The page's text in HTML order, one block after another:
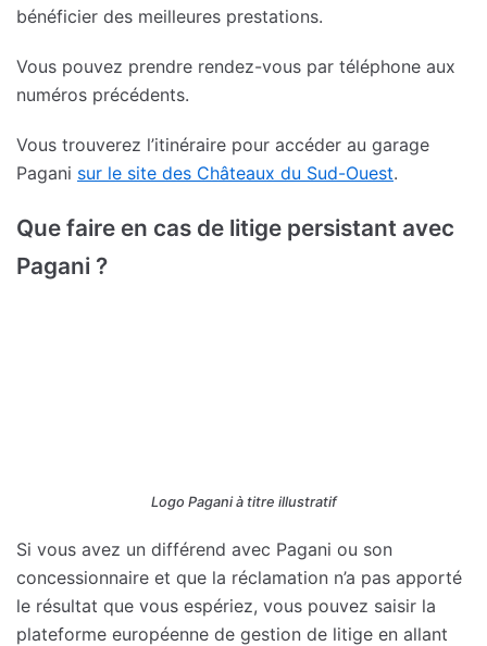
bénéficier des meilleures prestations.
Vous pouvez prendre rendez-vous par téléphone aux
numéros précédents.
Vous trouverez l’itinéraire pour accéder au garage
Pagani sur le site des Châteaux du Sud-Ouest.
Que faire en cas de litige persistant avec
Pagani ?
Logo Pagani à titre illustratif
Si vous avez un différend avec Pagani ou son
concessionnaire et que la réclamation n’a pas apporté
le résultat que vous espériez, vous pouvez saisir la
plateforme européenne de gestion de litige en allant